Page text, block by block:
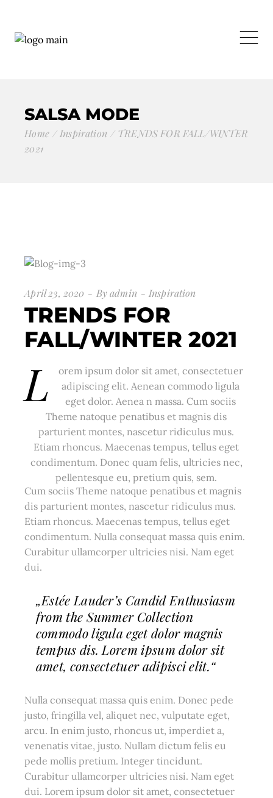
SALSA MODE
Home Inspiration
TRENDS FOR FALL/WINTER
2021
April 23, 2020 Byadmin Inspiration
TRENDS FOR
FALL/WINTER 2021
L
orem ipsum dolor sit amet, consectetuer
adipiscing elit. Aenean commodo ligula
eget dolor. Aenea n massa. Cum sociis
Theme natoque penatibus et magnis dis
parturient montes, nascetur ridiculus mus.
Etiam rhoncus. Maecenas tempus, tellus eget
condimentum. Donec quam felis, ultricies nec,
pellentesque eu, pretium quis, sem.
Cum sociis Theme natoque penatibus et magnis
dis parturient montes, nascetur ridiculus mus.
Etiam rhoncus. Maecenas tempus, tellus eget
condimentum. Nulla consequat massa quis enim.
Curabitur ullamcorper ultricies nisi. Nam eget
dui.
„Estée Lauder’s Candid Enthusiasm
from the Summer Collection
commodo ligula eget dolor magnis
tempus dis. Lorem ipsum dolor sit
amet, consectetuer adipisci elit.“
Nulla consequat massa quis enim. Donec pede
justo, fringilla vel, aliquet nec, vulputate eget,
arcu. In enim justo, rhoncus ut, imperdiet a,
venenatis vitae, justo. Nullam dictum felis eu
pede mollis pretium. Integer tincidunt.
Curabitur ullamcorper ultricies nisi. Nam eget
dui. Lorem ipsum dolor sit amet, consectetuer